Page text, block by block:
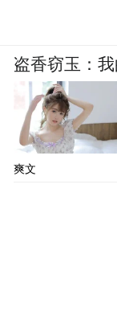
“特别声明：以
频)为凤凰网
布，本平台仅
Notice: The
pictures and
by the user of
盗香窃玉：
爽文